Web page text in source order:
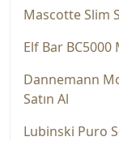
Mascotte Slim
Elf Bar
Dannemann
Satın Al
Lubinski Puro